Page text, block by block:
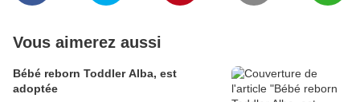
Vous aimerez aussi
Bébé reborn Toddler Alba, est
adoptée